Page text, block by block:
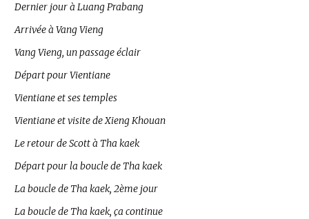
Dernier jour à Luang Prabang
Arrivée à Vang Vieng
Vang Vieng, un passage éclair
Départ pour Vientiane
Vientiane et ses temples
Vientiane et visite de Xieng Khouan
Le retour de Scott à Tha kaek
Départ pour la boucle de Tha kaek
La boucle de Tha kaek, 2ème jour
La boucle de Tha kaek, ça continue